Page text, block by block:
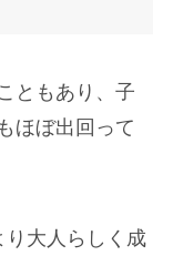
ともあり、子
ほぼ出回って
り大人らしく成